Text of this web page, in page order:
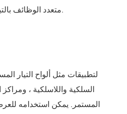
متعدد الوظائف بالتيار المستمر و تحويلة ، يستخدم لقياس ومراقبة التيار والجهد في محطة الاتصالات السلكية واللاسلكية.
السلكية واللاسلكية ،
المستمر. يمكن استخدامه